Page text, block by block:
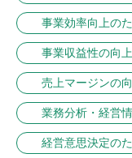
事業効率向上の
事業収益性の向上
売上マージンの
業務分析・経営
経営意思決定の